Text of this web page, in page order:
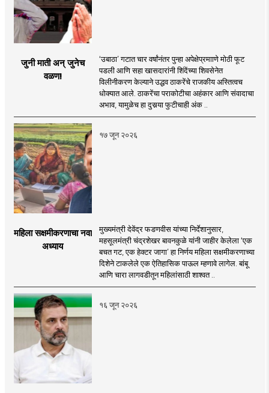
जुनी माती अन् जुनेच
वळण!
‘उबाठा’ गटात चार वर्षांनंतर पुन्हा अपेक्षेप्रमााणे मोठी फूट
पडली आणि सहा खासदारांनी शिंदेंच्या शिवसेनेत
विलीनीकरण केल्याने उद्धव ठाकरेंचे राजकीय अस्तित्वच
धोक्यात आले. ठाकरेंचा पराकोटीचा अहंकार आणि संवादाचा
अभाव, यामुळेच हा दुसर्‍या फुटीचाही अंक ..
१७ जून २०२६
महिला सक्षमीकरणाचा नवा
अध्याय
मुख्यमंत्री देवेंद्र फडणवीस यांच्या निर्देशानुसार,
महसूलमंत्री चंद्रशेखर बावनकुळे यांनी जाहीर केलेला ‘एक
बचत गट, एक हेक्टर जागा’ हा निर्णय महिला सक्षमीकरणाच्या
दिशेने टाकलेले एक ऐतिहासिक पाऊल म्हणावे लागेल. बांबू
आणि चारा लागवडीतून महिलांसाठी शाश्वत ..
१६ जून २०२६